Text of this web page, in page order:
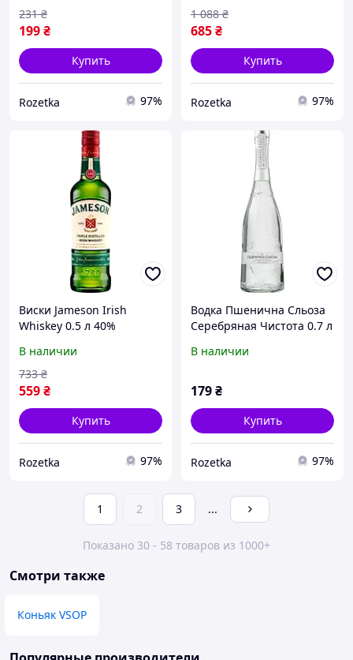
199₴
231 ₴
Купить
Rozetka 97%
685₴
1 088 ₴
Купить
Rozetka 97%
Виски Jameson Irish
Whiskey 0.5 л 40%
В наличии
559₴
733 ₴
Купить
Rozetka 97%
Водка Пшенична Сльоза
Серебряная Чистота 0.7 л
В наличии
179₴
Купить
Rozetka 97%
1 2 3 ...
Показано 30 - 58 товаров из 1000+
Смотри также
Коньяк VSOP